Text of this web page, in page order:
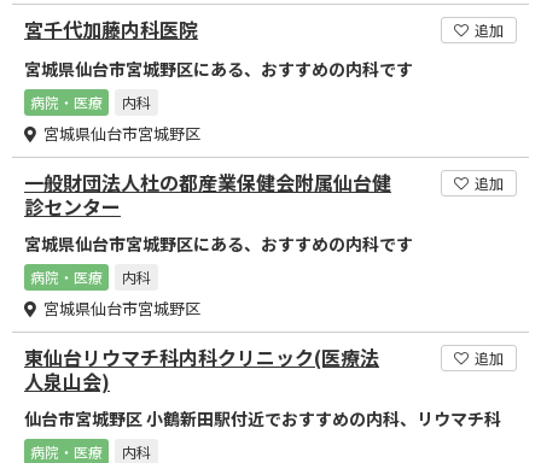
宮千代加藤内科医院 追加
宮城県仙台市宮城野区にある、おすすめの内科です
病院・医療 内科
宮城県仙台市宮城野区
一般財団法人杜の都産業保健会附属仙台健
診センター
追加
宮城県仙台市宮城野区にある、おすすめの内科です
病院・医療 内科
宮城県仙台市宮城野区
東仙台リウマチ科内科クリニック(医療法
人泉山会)
追加
仙台市宮城野区 小鶴新田駅付近でおすすめの内科、リウマチ科
病院・医療 内科